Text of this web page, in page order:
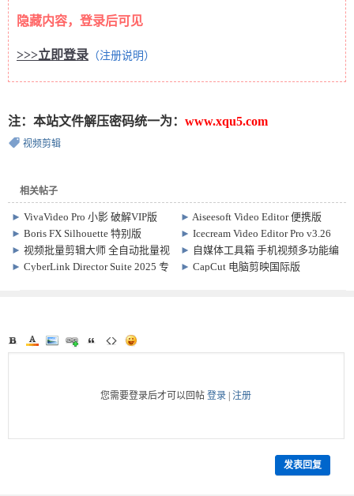
隐藏内容，登录后可见
>>>立即登录 （注册说明）
注：本站文件解压密码统一为： www.xqu5.com
视频剪辑
相关帖子
►VivaVideo Pro 小影 破解VIP版
9.36.0
► Aiseesoft Video Editor 便携版
v1.0.30 视频编辑软件
►Boris FX Silhouette 特别版
Win2025.5.1 / macOS2023.0.3
►Icecream Video Editor Pro v3.26
视频剪辑软件
►视频批量剪辑大师 全自动批量视
频剪辑神器
► 自媒体工具箱 手机视频多功能编
辑处理软件
►CyberLink Director Suite 2025 专
►CapCut 电脑剪映国际版
您需要登录后才可以回帖登录 |注册
发表回复